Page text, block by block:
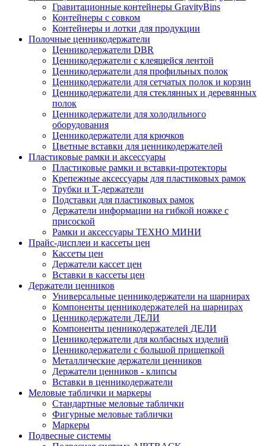
Гравитационные контейнеры GravityBins
Контейнеры с совком
Контейнеры и лотки для продукции
Полочные ценникодержатели
Ценникодержатели DBR
Ценникодержатели с клеящейся лентой
Ценникодержатели для профильных полок
Ценникодержатели для сетчатых полок и корзин
Ценникодержатели для стеклянных и деревянных
полок
Ценникодержатели для холодильного
оборудования
Ценникодержатели для крючков
Цветные вставки для ценникодержателей
Пластиковые рамки и аксессуары
Пластиковые рамки и вставки-протекторы
Крепежные аксессуары для пластиковых рамок
Трубки и Т-держатели
Подставки для пластиковых рамок
Держатели информации на гибкой ножке с
присоской
Рамки и аксессуары ТЕХНО МИНИ
Прайс-дисплеи и кассеты цен
Кассеты цен
Держатели кассет цен
Вставки в кассеты цен
Держатели ценников
Универсальные ценникодержатели на шарнирах
Компоненты ценникодержателей на шарнирах
Ценникодержатели ДЕЛИ
Компоненты ценникодержателей ДЕЛИ
Ценникодержатели для колбасных изделий
Ценникодержатели с большой прищепкой
Металлические держатели ценников
Держатели ценников - клипсы
Вставки в ценникодержатели
Меловые таблички и маркеры
Стандартные меловые таблички
Фигурные меловые таблички
Маркеры
Подвесные системы